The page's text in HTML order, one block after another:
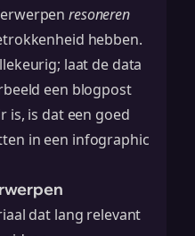
resoneren
hebben.
laat de data
een blogpost
is, is dat een goed
in een infographic
dat lang relevant